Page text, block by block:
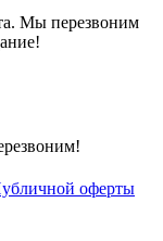
Мы перезвоним
оферты